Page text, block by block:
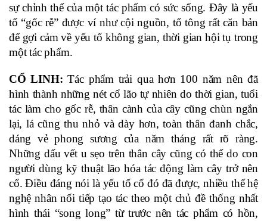
sự chỉnh thể của một tác phẩm có sức sống. Đây là yếu
tố “gốc rễ” được ví như cội nguồn, tổ tông rất căn bản
để gợi cảm về yếu tố không gian, thời gian hội tụ trong
một tác phẩm.
CỔ LINH: Tác phẩm trải qua hơn 100 năm nên đã
hình thành những nét cổ lão tự nhiên do thời gian, tuổi
tác làm cho gốc rễ, thân cành của cây cũng chùn ngắn
lại, lá cũng thu nhỏ và dày hơn, toàn thân đanh chắc,
dáng vẻ phong sương của năm tháng rất rõ ràng.
Những dấu vết u sẹo trên thân cây cũng có thể do con
người dùng kỹ thuật lão hóa tác động làm cây trở nên
cổ. Điều đáng nói là yếu tố cổ đó đã được, nhiều thế hệ
nghệ nhân nối tiếp tạo tác theo một chủ đề thống nhất
hình thái “song long” từ trước nên tác phẩm có hồn,